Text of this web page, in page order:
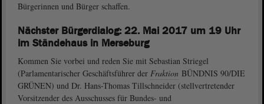
Bürgerinnen und Bürger schaffen.
Nächster Bürgerdialog: 22. Mai 2017 um 19 Uhr
im Ständehaus in Merseburg
Kommen Sie vorbei und reden Sie mit Sebastian Striegel
(Parlamentarischer Geschäftsführer der Fraktion BÜNDNIS 90/DIE
GRÜNEN) und Dr. Hans-Thomas Tillschneider (stellvertretender
Vorsitzender des Ausschusses für Bundes- und